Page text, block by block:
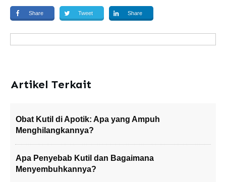
Share Tweet Share
Artikel Terkait
Obat Kutil di Apotik: Apa yang Ampuh
Menghilangkannya?
Apa Penyebab Kutil dan Bagaimana
Menyembuhkannya?